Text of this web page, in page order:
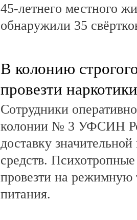
45-летнего местного
обнаружили 35
В колонию
провезти наркотики
Сотрудники
колонии № 3 УФСИН
доставку
средств.
провезти на режимную
питания.